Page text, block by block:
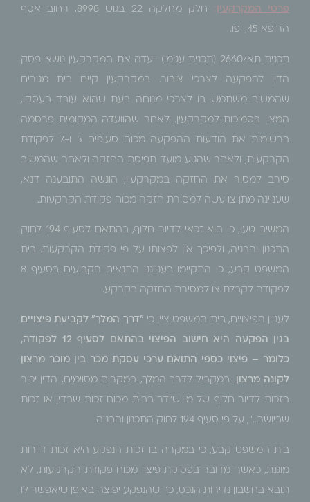
פרטי המקרקעין : חלק מחלקה 22 בגוש 8998, רחוב אסף
הרופא 45, יפו.
תכנית תא/2660 (תכנית עג'מי) ייעדה את המקרקעין נושא פסק
הדין להפקעה לצרכי ציבור. במקרקעין קיים בית מגורים
שהמשיב משתמש בו לצרכי מנוחה בעת שהוא עובד בעסקו,
המצוי בסמיכות למקרקעין. לאחר שהוועדה המקומית פרסמה
ברשומות את הודעות ההפקעה מכוח סעיפים 5 ו-7 לפקודת
הקרקעות, ולאחר שהגיע מועד תפיסת החזקה ולאחר שהמשיב
סירב למסור את החזקה במקרקעין, הוגשה התובענה דנא,
שעניינה מתן צו עשה למסירת חזקה מכוח פקודת הקרקעות.
המשיב טען, כי הוא זכאי לדיור חלוף, בהתאם לסעיף 194 לחוק
התכנון והבניה, ולפיכך אין לפצותו על פי פקודת הקרקעות. בית
המשפט קבע, כי התקיימו בענייננו התנאים הקבועים בסעיף 8
לפקודה לקבלת צו למסירת החזקה בקרקע.
לעניין הפיצויים, בית המשפט ציין כי "דרך המלך" לקביעת פיצויים
בגין הפקעה היא חישוב הפיצוי בהתאם לסעיף 12 לפקודה,
כלומר – פיצוי כספי התואם ערכי עסקת מכר בין מוכר מרצון
לקונה מרצון . במקביל לדרך המלך, במקרים מסוימים, הדין יכיר
בזכות לדיור חלוף של מי ש"דר בבית מכוח זכות שבדין או זכות
שביושר…", על פי סעיף 194 לחוק התכנון והבניה.
בית המשפט קבע, כי במקרה בו זכות הנפקע היא זכות דיירות
מוגנת, כאשר מדובר בפסיקת פיצוי מכוח פקודת הקרקעות, לא
תובא בחשבון נדירות הנכס, כך שהנפקע יפוצה באופן שיאפשר לו